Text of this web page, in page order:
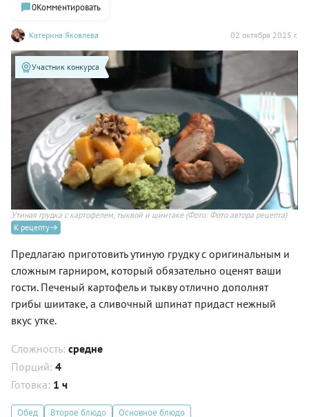
Катерина Яковлева 02 октября 2025 г.
0Комментировать
Участник конкурса
Утиная грудка с картофелем, тыквой и шиитаке(Фото: Фото автора рецепта)
К рецепту
Предлагаю приготовить утиную грудку с оригинальным и
сложным гарниром, который обязательно оценят ваши
гости. Печеный картофель и тыкву отлично дополнят
грибы шиитаке, а сливочный шпинат придаст нежный
вкус утке.
Сложность: средне
Порций: 4
Готовка: 1 ч
Обед Второе блюдо Основное блюдо